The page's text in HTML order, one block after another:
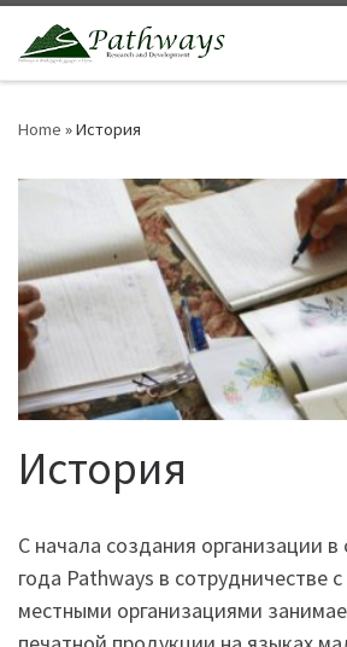
Skip to content
Home »История
История
С начала создания организации в
года Pathways в сотрудничестве
местными организациями